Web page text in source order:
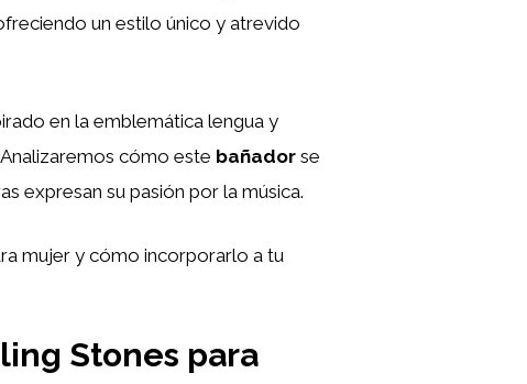
un estilo único y atrevido
en la emblemática lengua y
cómo este bañador se
expresan su pasión por la música.
mujer y cómo incorporarlo a tu
Stones para